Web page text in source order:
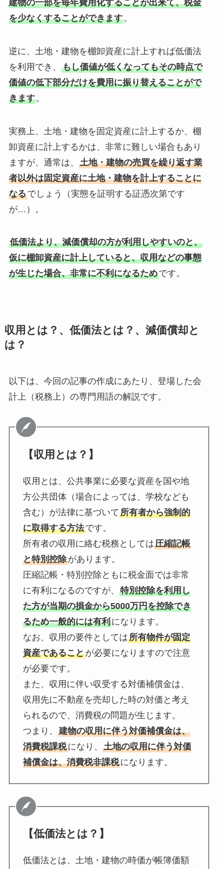
建物の一部を毎年費用化することが出来て、税金
を少なくすることができます。
逆に、土地・建物を棚卸資産に計上すれば低価法
を利用でき、 もし価値が低くなってもその時点で
価値の低下部分だけを費用に振り替えることがで
きます。
実務上、土地・建物を固定資産に計上するか、棚
卸資産に計上するかは、非常に難しい場合もあり
ますが、通常は、 土地・建物の売買を繰り返す業
者以外は固定資産に土地・建物を計上することに
なるでしょう（実態を証明する証憑次第です
が…）。
低価法より、減価償却の方が利用しやすいのと、
仮に棚卸資産に計上していると、収用などの事態
が生じた場合、非常に不利になるためです。
収用とは？、低価法とは？、減価償却と
は？
以下は、今回の記事の作成にあたり、登場した会
計上（税務上）の専門用語の解説です。
【収用とは？】
収用とは、公共事業に必要な資産を国や地
方公共団体（場合によっては、学校なども
含む）が法律に基づいて所有者から強制的
に取得する方法です。
所有者の収用に絡む税務としては圧縮記帳
と特別控除があります。
圧縮記帳・特別控除ともに税金面では非常
に有利になるのですが、 特別控除を利用し
た方が当期の損金から5000万円を控除でき
るため一般的には有利になります。
なお、収用の要件としては所有物件が固定
資産であることが必要になりますので注意
が必要です。
また、収用に伴い収受する対価補償金は、
収用先に不動産を売却した時の対価と考え
られるので、消費税の問題が生じます。
つまり、 建物の収用に伴う対価補償金は、
消費税課税になり、 土地の収用に伴う対価
補償金は、消費税非課税になります。
【低価法とは？】
低価法とは、土地・建物の時価が帳簿価額